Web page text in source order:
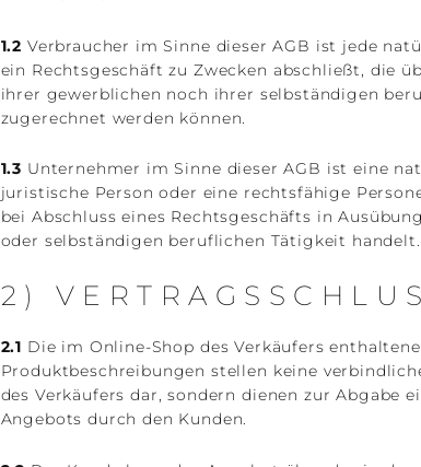
1.2 Verbraucher im Sinne dieser AGB ist jede
ein Rechtsgeschäft zu Zwecken abschließt, die
ihrer gewerblichen noch ihrer selbständigen
zugerechnet werden können.
1.3 Unternehmer im Sinne dieser AGB ist eine
juristische Person oder eine rechtsfähige
bei Abschluss eines Rechtsgeschäfts in
oder selbständigen beruflichen Tätigkeit handelt.
2)
2.1 Die im Online-Shop des Verkäufers
Produktbeschreibungen stellen keine
des Verkäufers dar, sondern dienen zur Abgabe
Angebots durch den Kunden.